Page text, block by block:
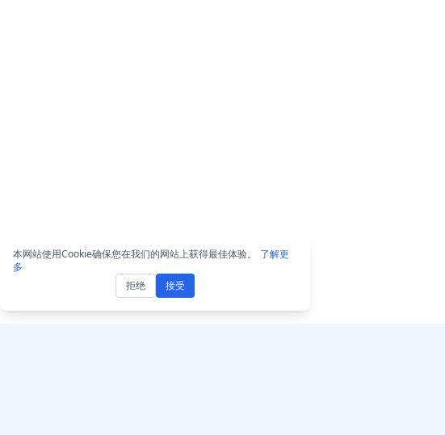
本网站使用Cookie确保您在我们的网站上获得最佳体验。
了解更
多
拒绝
接受